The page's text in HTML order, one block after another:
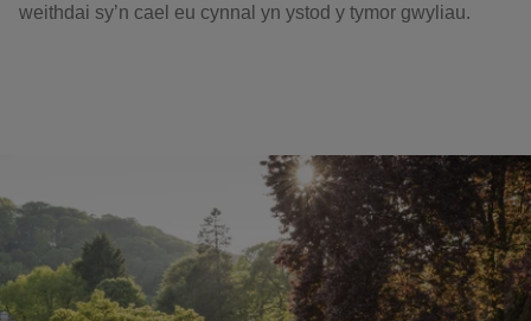
weithdai sy’n cael eu cynnal yn ystod y tymor gwyliau.